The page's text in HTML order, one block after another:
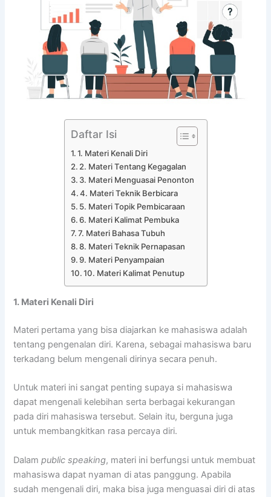
Daftar Isi
1. Materi Kenali Diri
2. Materi Tentang Kegagalan
3. Materi Menguasai Penonton
4. Materi Teknik Berbicara
5. Materi Topik Pembicaraan
6. Materi Kalimat Pembuka
7. Materi Bahasa Tubuh
8. Materi Teknik Pernapasan
9. Materi Penyampaian
10. Materi Kalimat Penutup
1. Materi Kenali Diri
Materi pertama yang bisa diajarkan ke mahasiswa adalah
tentang pengenalan diri. Karena, sebagai mahasiswa baru
terkadang belum mengenali dirinya secara penuh.
Untuk materi ini sangat penting supaya si mahasiswa
dapat mengenali kelebihan serta berbagai kekurangan
pada diri mahasiswa tersebut. Selain itu, berguna juga
untuk membangkitkan rasa percaya diri.
Dalam public speaking, materi ini berfungsi untuk membuat
mahasiswa dapat nyaman di atas panggung. Apabila
sudah mengenali diri, maka bisa juga menguasai diri di atas